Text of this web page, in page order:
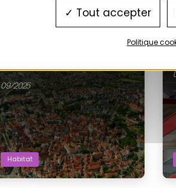
BILAN FINAL DU PLH
SÉLESTAT & TERRITOIRES
09/2025
Habitat
Tout accepter
Politique